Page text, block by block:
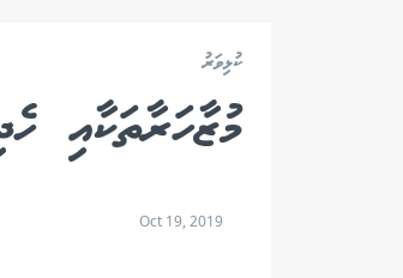
ކުޅިވަރު
މުޒާހަރާތަކާއި
Oct 19, 2019